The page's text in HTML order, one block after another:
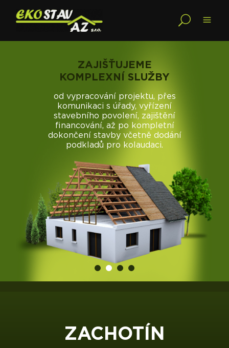
ZAJIŠŤUJEME
KOMPLEXNÍ SLUŽBY
od vypracování projektu, přes
komunikaci s úřady, vyřízení
stavebního povolení, zajištění
financování, až po kompletní
dokončení stavby včetně dodání
podkladů pro kolaudaci.
ZACHOTÍN